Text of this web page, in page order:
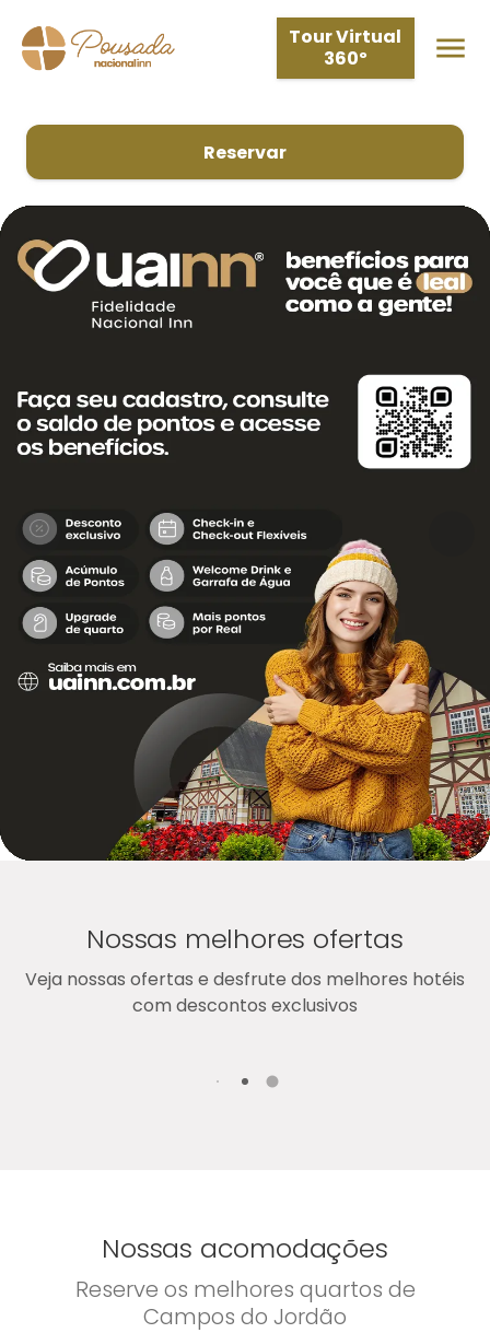
Tour Virtual
360º
Reservar
Nossas melhores ofertas
Veja nossas ofertas e desfrute dos melhores hotéis
com descontos exclusivos
Nossas acomodações
Reserve os melhores quartos de
Campos do Jordão